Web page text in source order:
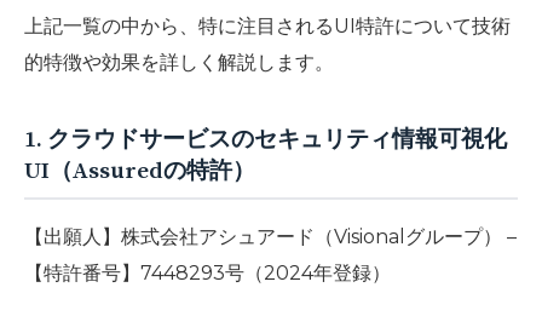
上記一覧の中から、特に注目されるUI特許について技術
的特徴や効果を詳しく解説します。
1. クラウドサービスのセキュリティ情報可視化
UI（Assuredの特許）
【出願人】株式会社アシュアード（Visionalグループ） –
【特許番号】7448293号（2024年登録）